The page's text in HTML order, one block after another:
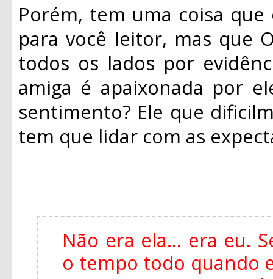
Porém, tem uma coisa
para você leitor, mas que
todos os lados por
amiga é apaixonada por
sentimento? Ele que
tem que lidar com as
Não era ela... era eu.
o tempo todo quando